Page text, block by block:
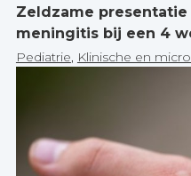
Zeldzame
meningitis bij een 4
Pediatrie, Klinische en